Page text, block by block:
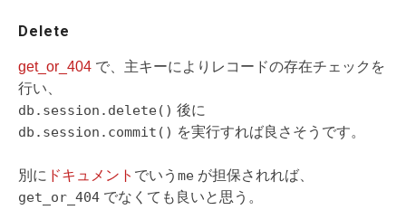
Delete
get_or_404 で、主キーによりレコードの存在チェックを
行い、
db.session.delete() 後に
db.session.commit() を実行すれば良さそうです。
別に ドキュメント でいう me が担保されれば、
get_or_404 でなくても良いと思う。